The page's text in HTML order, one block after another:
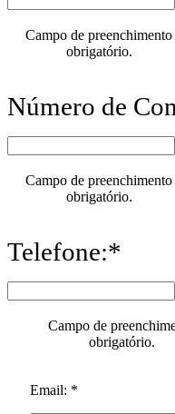
Campo de preenchimento
obrigatório.
Número de
Campo de preenchimento
obrigatório.
Telefone:*
Campo de
obrigatório.
Email: *